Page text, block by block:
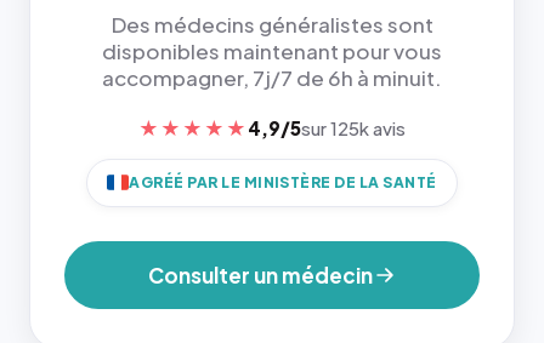
Des médecins généralistes sont
disponibles maintenant pour vous
accompagner, 7j/7 de 6h à minuit.
★★★★★ 4,9/5sur 125k avis
AGRÉÉ PAR LE MINISTÈRE DE LA SANTÉ
Consulter un médecin